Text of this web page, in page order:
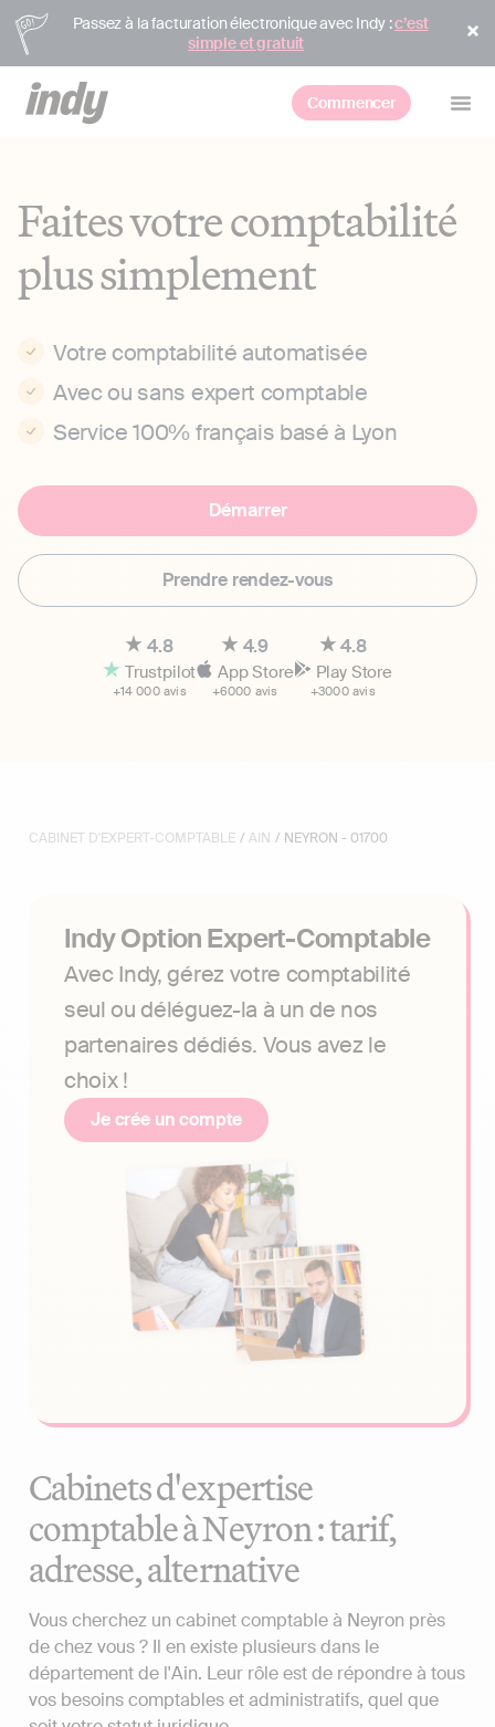
Passez à la facturation électronique avec Indy :c’est
simple et gratuit
Commencer
Faites votre comptabilité
plus simplement
Votre comptabilité automatisée
Avec ou sans expert comptable
Service 100% français basé à Lyon
Démarrer
Prendre rendez-vous
4.8
Trustpilot
+14 000 avis
4.9
App Store
+6000 avis
4.8
Play Store
+3000 avis
CABINET D'EXPERT-COMPTABLE / AIN / NEYRON - 01700
Indy Option Expert-Comptable
Avec Indy, gérez votre comptabilité
seul ou déléguez-la à un de nos
partenaires dédiés. Vous avez le
choix !
Je crée un compte
Cabinets d'expertise
comptable à Neyron : tarif,
adresse, alternative
Vous cherchez un cabinet comptable à Neyron près
de chez vous ? Il en existe plusieurs dans le
département de l'Ain. Leur rôle est de répondre à tous
vos besoins comptables et administratifs, quel que